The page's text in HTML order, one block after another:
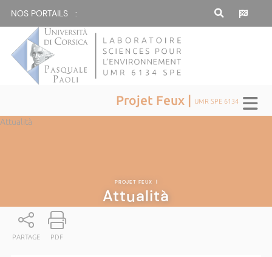
NOS PORTAILS :
Projet Feux | UMR SPE 6134
Attualità
PROJET FEUX |
Attualità
PARTAGE PDF